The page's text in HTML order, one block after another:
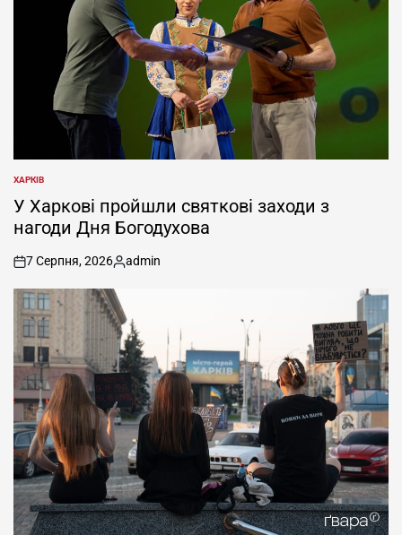
ОПУБЛІКУВАТИ
У
ХАРКІВ
У Харкові пройшли святкові заходи з
нагоди Дня Богодухова
on
7 Серпня, 2026
Опубліковано
admin